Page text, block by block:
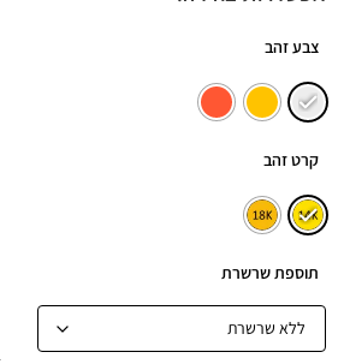
צבע זהב
קרט זהב
תוספת שרשרת